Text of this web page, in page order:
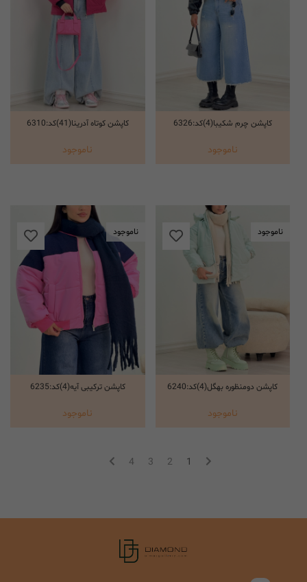
انتخاب گزینه ها
کاپشن چرم شکیبا(4)کد:6326
ناموجود
انتخاب گزینه ها
کاپشن کوتاه آدرینا(41)کد:6310
ناموجود
ناموجود
انتخاب گزینه ها
کاپشن دومنظوره بهگل(4)کد:6240
ناموجود
ناموجود
انتخاب گزینه ها
کاپشن ترکیبی آیه(4)کد:6235
ناموجود
1
2
3
4